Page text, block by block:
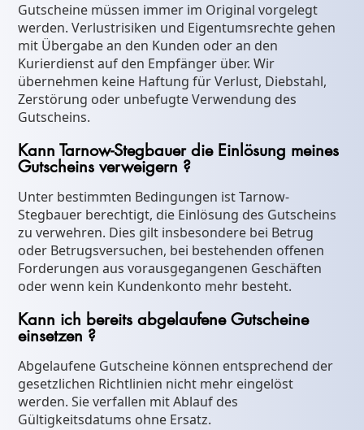
Gutscheine müssen immer im Original vorgelegt
werden. Verlustrisiken und Eigentumsrechte gehen
mit Übergabe an den Kunden oder an den
Kurierdienst auf den Empfänger über. Wir
übernehmen keine Haftung für Verlust, Diebstahl,
Zerstörung oder unbefugte Verwendung des
Gutscheins.
Kann Tarnow-Stegbauer die Einlösung meines
Gutscheins verweigern ?
Unter bestimmten Bedingungen ist Tarnow-
Stegbauer berechtigt, die Einlösung des Gutscheins
zu verwehren. Dies gilt insbesondere bei Betrug
oder Betrugsversuchen, bei bestehenden offenen
Forderungen aus vorausgegangenen Geschäften
oder wenn kein Kundenkonto mehr besteht.
Kann ich bereits abgelaufene Gutscheine
einsetzen ?
Abgelaufene Gutscheine können entsprechend der
gesetzlichen Richtlinien nicht mehr eingelöst
werden. Sie verfallen mit Ablauf des
Gültigkeitsdatums ohne Ersatz.